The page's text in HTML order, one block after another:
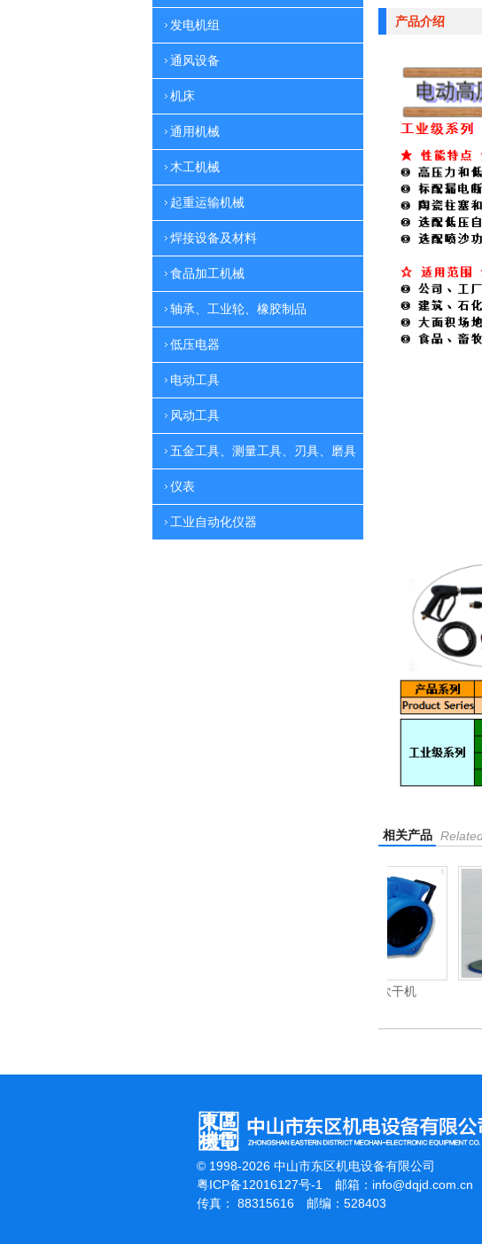
发电机组
通风设备
机床
通用机械
木工机械
起重运输机械
焊接设备及材料
食品加工机械
轴承、工业轮、橡胶制品
低压电器
电动工具
风动工具
五金工具、测量工具、刃具、磨具
仪表
工业自动化仪器
产品介绍
相关产品
洁霸多功
© 1998-2026 中山市东区机电设备有限公司
粤ICP备12016127号-1
邮箱： info@dqjd.com.cn
传真： 88315616 邮编：528403